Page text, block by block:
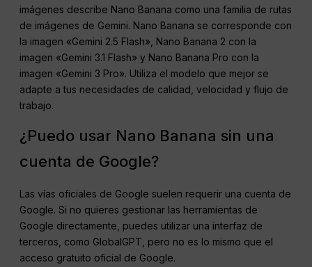
imágenes describe Nano Banana como una familia de rutas
de imágenes de Gemini. Nano Banana se corresponde con
la imagen «Gemini 2.5 Flash», Nano Banana 2 con la
imagen «Gemini 3.1 Flash» y Nano Banana Pro con la
imagen «Gemini 3 Pro». Utiliza el modelo que mejor se
adapte a tus necesidades de calidad, velocidad y flujo de
trabajo.
¿Puedo usar Nano Banana sin una
cuenta de Google?
Las vías oficiales de Google suelen requerir una cuenta de
Google. Si no quieres gestionar las herramientas de
Google directamente, puedes utilizar una interfaz de
terceros, como GlobalGPT, pero no es lo mismo que el
acceso gratuito oficial de Google.